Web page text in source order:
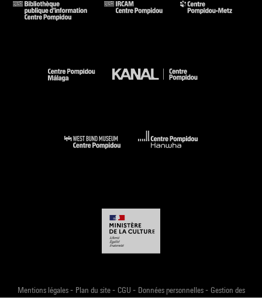
Mentions légales- Plan du site- CGU - Données personnelles- Gestion des